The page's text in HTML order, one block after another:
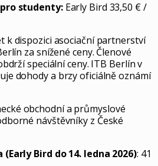
studenty:Early Bird 33,50 € /
k dispozici asociační partnerství
za snížené ceny. Členové
speciální ceny. ITB Berlín v
dohody a brzy oficiálně oznámí
obchodní a průmyslové
návštěvníky z České
Bird do 14. ledna 2026): 41